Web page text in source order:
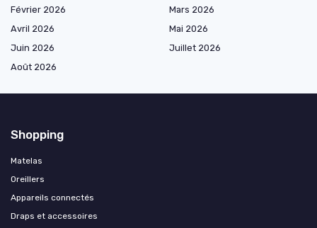
Février 2026
Mars 2026
Avril 2026
Mai 2026
Juin 2026
Juillet 2026
Août 2026
Shopping
Matelas
Oreillers
Appareils connectés
Draps et accessoires